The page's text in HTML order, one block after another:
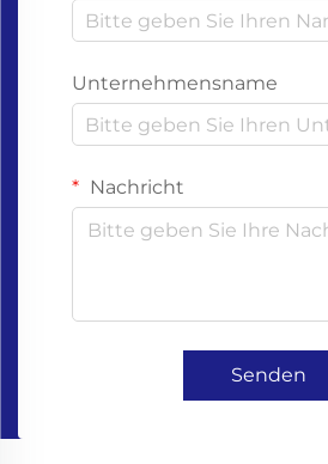
Unternehmensname
Nachricht
Senden